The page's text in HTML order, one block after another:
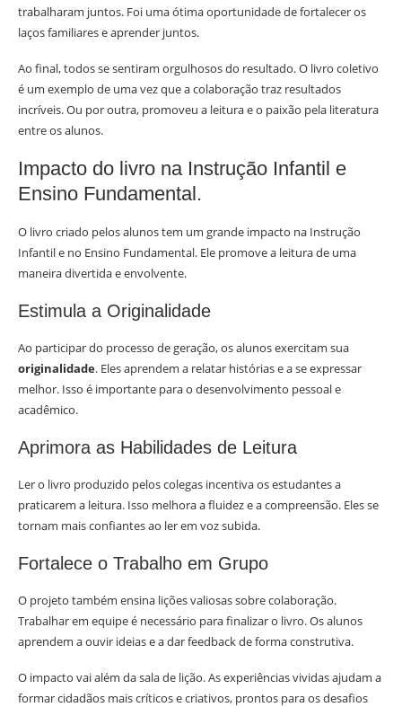
trabalharam juntos. Foi uma ótima oportunidade de fortalecer os
laços familiares e aprender juntos.
Ao final, todos se sentiram orgulhosos do resultado. O livro coletivo
é um exemplo de uma vez que a colaboração traz resultados
incríveis. Ou por outra, promoveu a leitura e o paixão pela literatura
entre os alunos.
Impacto do livro na Instrução Infantil e
Ensino Fundamental.
O livro criado pelos alunos tem um grande impacto na Instrução
Infantil e no Ensino Fundamental. Ele promove a leitura de uma
maneira divertida e envolvente.
Estimula a Originalidade
Ao participar do processo de geração, os alunos exercitam sua
originalidade. Eles aprendem a relatar histórias e a se expressar
melhor. Isso é importante para o desenvolvimento pessoal e
acadêmico.
Aprimora as Habilidades de Leitura
Ler o livro produzido pelos colegas incentiva os estudantes a
praticarem a leitura. Isso melhora a fluidez e a compreensão. Eles se
tornam mais confiantes ao ler em voz subida.
Fortalece o Trabalho em Grupo
O projeto também ensina lições valiosas sobre colaboração.
Trabalhar em equipe é necessário para finalizar o livro. Os alunos
aprendem a ouvir ideias e a dar feedback de forma construtiva.
O impacto vai além da sala de lição. As experiências vividas ajudam a
formar cidadãos mais críticos e criativos, prontos para os desafios